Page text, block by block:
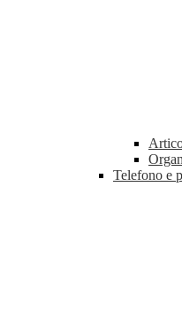
Telefono e